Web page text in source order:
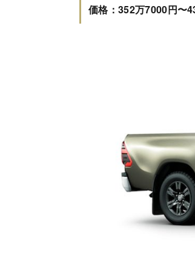
価格：352万7000円〜